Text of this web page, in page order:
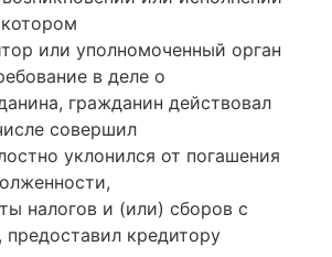
котором
или уполномоченный орган
в деле о
гражданин действовал
совершил
уклонился от погашения
налогов и (или) сборов с
предоставил кредитору